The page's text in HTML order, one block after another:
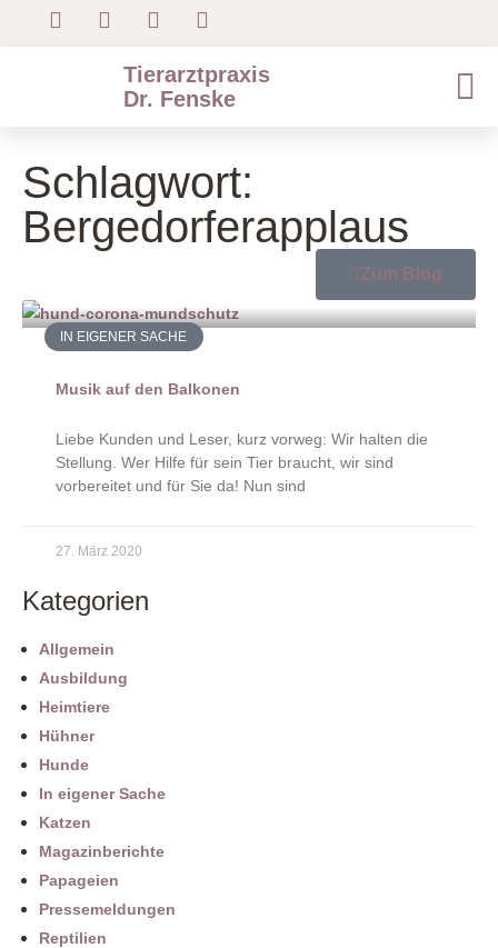
Tierarztpraxis
Dr. Fenske
Schlagwort:
Bergedorferapplaus
Zum Blog
IN EIGENER SACHE
Musik auf den Balkonen
Liebe Kunden und Leser, kurz vorweg: Wir halten die
Stellung. Wer Hilfe für sein Tier braucht, wir sind
vorbereitet und für Sie da! Nun sind
27. März 2020
Kategorien
Allgemein
Ausbildung
Heimtiere
Hühner
Hunde
In eigener Sache
Katzen
Magazinberichte
Papageien
Pressemeldungen
Reptilien